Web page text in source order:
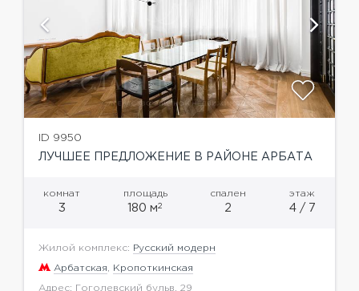
ID 9950
ЛУЧШЕЕ ПРЕДЛОЖЕНИЕ В РАЙОНЕ АРБАТА
комнат
3
площадь
180 м2
спален
2
этаж
4 / 7
Жилой комплекс: Русский модерн
Арбатская, Кропоткинская
Адрес: Гоголевский бульв. 29